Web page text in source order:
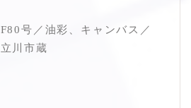
F80号／油彩、キャンバス／
立川市蔵